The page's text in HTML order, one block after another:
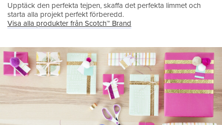
Upptäck den perfekta tejpen, skaffa det perfekta limmet och
starta alla projekt perfekt förberedd.
Visa alla produkter från Scotch™ Brand